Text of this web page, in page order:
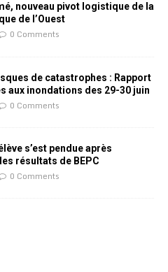
nouveau pivot logistique de la
de l’Ouest
0 Comments
de catastrophes : Rapport
aux inondations des 29-30 juin
0 Comments
s’est pendue après
résultats de BEPC
0 Comments